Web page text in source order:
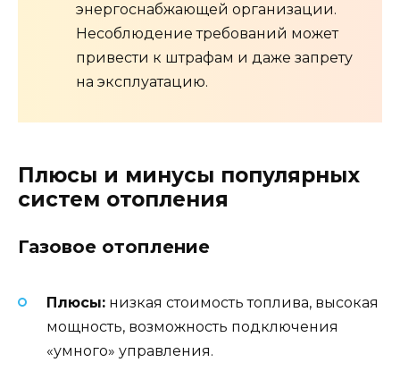
энергоснабжающей организации.
Несоблюдение требований может
привести к штрафам и даже запрету
на эксплуатацию.
Плюсы и минусы популярных
систем отопления
Газовое отопление
Плюсы: низкая стоимость топлива, высокая
мощность, возможность подключения
«умного» управления.